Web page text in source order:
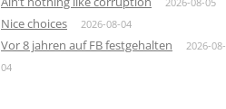
Nice choices 2026-08-04
Vor 8 jahren auf FB festgehalten
2026-08-
04